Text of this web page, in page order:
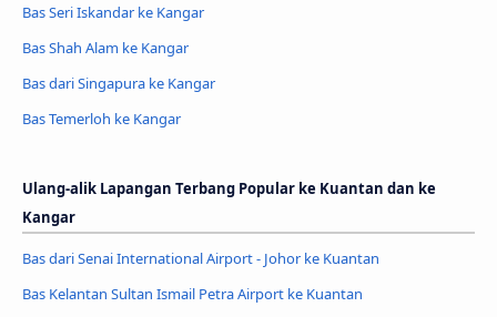
Bas Seri Iskandar ke Kangar
Bas Shah Alam ke Kangar
Bas dari Singapura ke Kangar
Bas Temerloh ke Kangar
Ulang-alik Lapangan Terbang Popular ke Kuantan dan ke
Kangar
Bas dari Senai International Airport - Johor ke Kuantan
Bas Kelantan Sultan Ismail Petra Airport ke Kuantan